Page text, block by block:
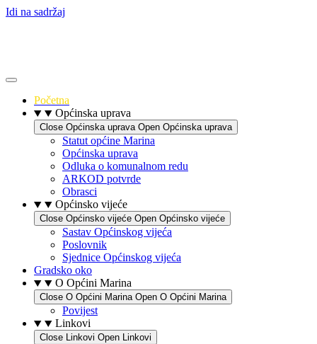
Idi na sadržaj
Početna
Općinska uprava
Close Općinska uprava Open Općinska uprava
Statut općine Marina
Općinska uprava
Odluka o komunalnom redu
ARKOD potvrde
Obrasci
Općinsko vijeće
Close Općinsko vijeće Open Općinsko vijeće
Sastav Općinskog vijeća
Poslovnik
Sjednice Općinskog vijeća
Gradsko oko
O Općini Marina
Close O Općini Marina Open O Općini Marina
Povijest
Linkovi
Close Linkovi Open Linkovi